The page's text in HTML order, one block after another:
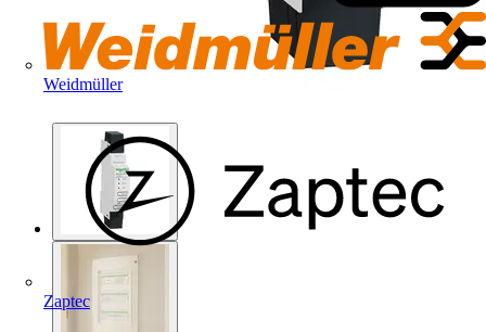
Weidmüller
Zaptec